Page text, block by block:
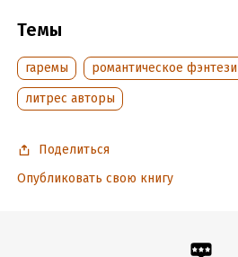
Темы
гаремы романтическое фэнтези
литрес авторы
Поделиться
Опубликовать свою книгу